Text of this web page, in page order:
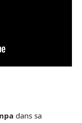
dans sa